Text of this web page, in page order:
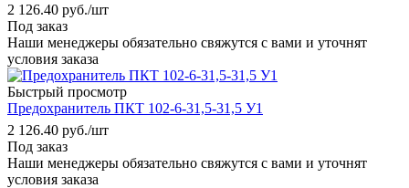
2 126.40 руб./шт
Под заказ
Наши менеджеры обязательно свяжутся с вами и уточнят
условия заказа
Быстрый просмотр
Предохранитель ПКТ 102-6-31,5-31,5 У1
2 126.40 руб./шт
Под заказ
Наши менеджеры обязательно свяжутся с вами и уточнят
условия заказа